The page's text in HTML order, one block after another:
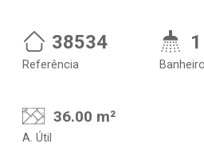
38534
Referência
1
Banheiro
36.00 m²
A. Útil